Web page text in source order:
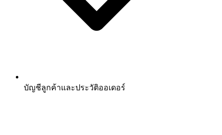
บัญชีลูกค้าและประวัติออเดอร์